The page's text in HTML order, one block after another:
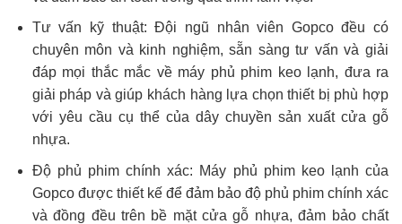
Tư vấn kỹ thuật: Đội ngũ nhân viên Gopco đều có
chuyên môn và kinh nghiệm, sẵn sàng tư vấn và giải
đáp mọi thắc mắc về máy phủ phim keo lạnh, đưa ra
giải pháp và giúp khách hàng lựa chọn thiết bị phù hợp
với yêu cầu cụ thể của dây chuyền sản xuất cửa gỗ
nhựa.
Độ phủ phim chính xác: Máy phủ phim keo lạnh của
Gopco được thiết kế để đảm bảo độ phủ phim chính xác
và đồng đều trên bề mặt cửa gỗ nhựa, đảm bảo chất